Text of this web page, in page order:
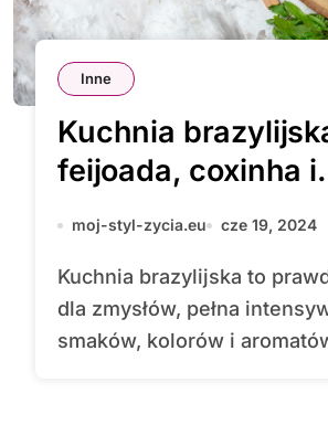
Inne
Kuchnia
feijoada, coxinha i
caipirinha
moj-styl-zycia.eu cze 19, 2024
Kuchnia brazylijska to prawdziwa uczta
dla zmysłów, pełna
smaków, kolorów i